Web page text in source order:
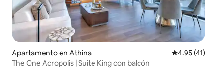
Apartamento en Athina Calificación
4.95 (41)
The One Acropolis | Suite King con balcón